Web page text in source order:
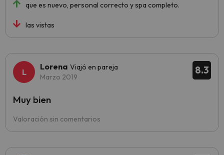
que es nuevo, personal correcto y spa completo.
las vistas
8.3
Lorena Viajó en pareja
Marzo 2019
Valoración sin comentarios
Muy bien